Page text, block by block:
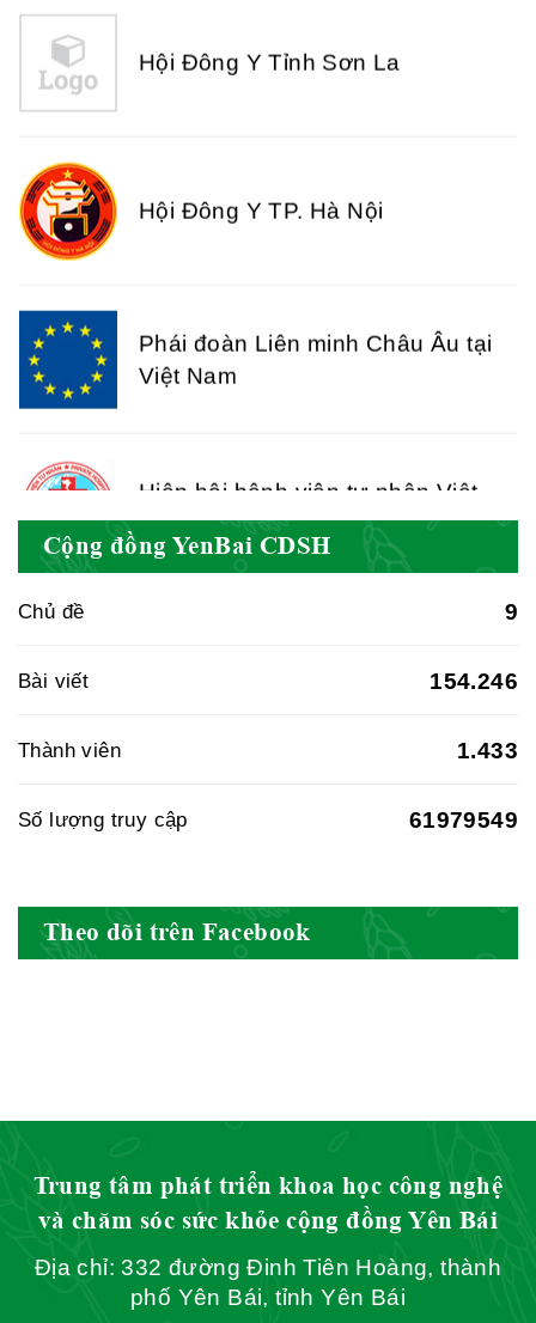
Hiệp hội bệnh viện tư nhân Việt
Cục quản lý y dược cổ truyền -
BYT
Hiệp hội doanh nghiệp dược Việt
Hội Đông Y Tỉnh Sơn La
Cộng đồng YenBai CDSH
Chủ đề 9
Bài viết 154.246
Thành viên 1.433
Số lượng truy cập 61979549
Theo dõi trên Facebook
Trung tâm phát triển khoa học công nghệ
và chăm sóc sức khỏe cộng đồng Yên Bái
Địa chỉ: 332 đường Đinh Tiên Hoàng, thành
phố Yên Bái, tỉnh Yên Bái